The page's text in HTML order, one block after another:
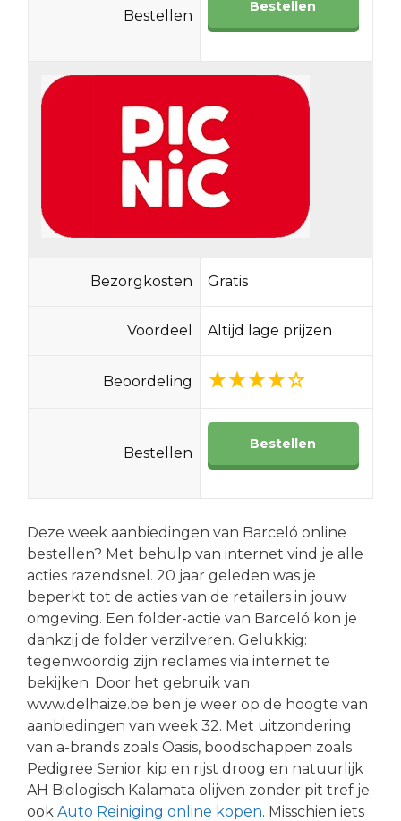
Bestellen
Bestellen
Bezorgkosten Gratis
Voordeel Altijd lage prijzen
Beoordeling
Bestellen
Bestellen
Deze week aanbiedingen van Barceló online
bestellen? Met behulp van internet vind je alle
acties razendsnel. 20 jaar geleden was je
beperkt tot de acties van de retailers in jouw
omgeving. Een folder-actie van Barceló kon je
dankzij de folder verzilveren. Gelukkig:
tegenwoordig zijn reclames via internet te
bekijken. Door het gebruik van
www.delhaize.be ben je weer op de hoogte van
aanbiedingen van week 32. Met uitzondering
van a-brands zoals Oasis, boodschappen zoals
Pedigree Senior kip en rijst droog en natuurlijk
AH Biologisch Kalamata olijven zonder pit tref je
ook Auto Reiniging online kopen. Misschien iets